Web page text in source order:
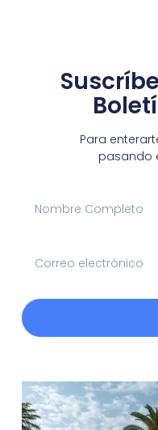
Para
pasando